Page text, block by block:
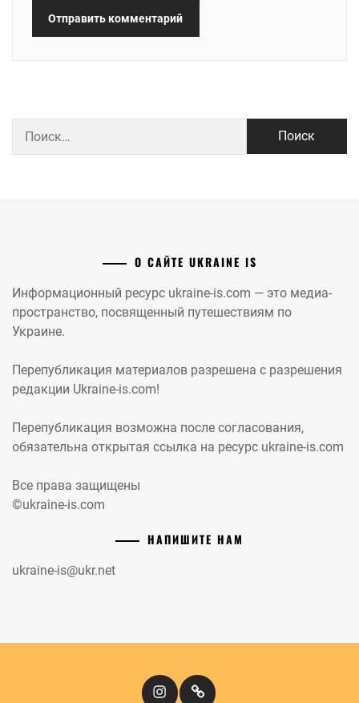
О САЙТЕ UKRAINE IS
Информационный ресурс ukraine-is.com — это медиа-
пространство, посвященный путешествиям по
Украине.
Перепубликация материалов разрешена с разрешения
редакции Ukraine-is.com!
Перепубликация возможна после согласования,
обязательна открытая ссылка на ресурс ukraine-is.com
Все права защищены
©ukraine-is.com
НАПИШИТЕ НАМ
ukraine-is@ukr.net
InstagramКіномандри